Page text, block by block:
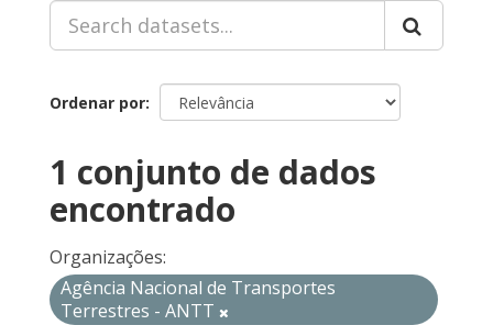
Ordenar por
1 conjunto de dados
encontrado
Organizações:
Agência Nacional de Transportes
Terrestres - ANTT